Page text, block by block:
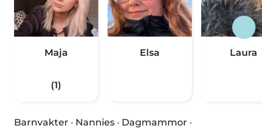
Maja
(1)
Elsa Laura
Barnvakter · Nannies · Dagmammor ·